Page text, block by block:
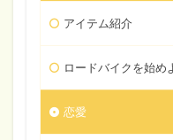
アイテム紹介
ロードバイクを始め
恋愛